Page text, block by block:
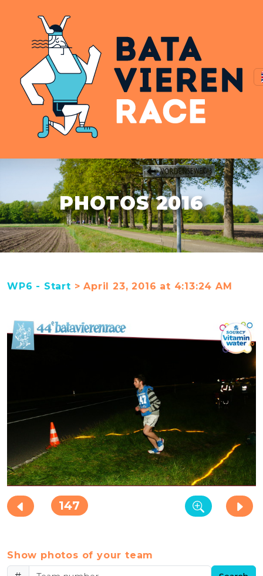
PHOTOS 2016
WP6 - Start > April 23, 2016 at 4:13:24 AM
147
Show photos of your team